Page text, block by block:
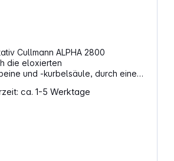
Cullmann ALPHA 2800
die eloxierten
und -kurbelsäule, durch eine
und durch einen
Panoramakopf mit
ca. 1-5 Werktage